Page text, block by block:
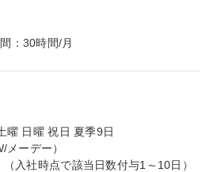
：30時間/月
曜 日曜 祝日 夏季9日
ーデー）
入社時点で該当日数付与1～10日）